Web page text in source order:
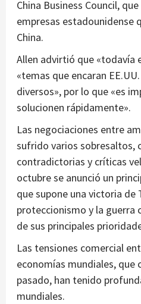
China Business Council,
empresas estadounidense
China.
Allen advirtió que «todavía
«temas que encaran
diversos», por lo que «es
solucionen rápidamente».
Las negociaciones entre
sufrido varios sobresaltos,
contradictorias y críticas
octubre se anunció un
que supone una victoria de
proteccionismo y la guerra
de sus principales
Las tensiones comercial
economías mundiales, que
pasado, han tenido
mundiales.